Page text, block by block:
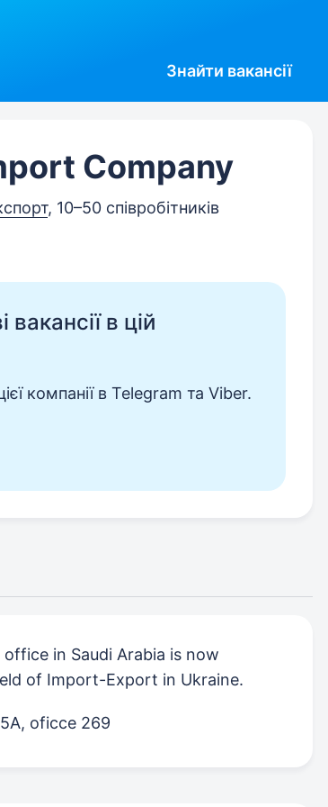
Знайти вакансії
Company
, 10–50 співробітників
в цій
компанії в Telegram та Viber.
in Saudi Arabia is now
of Import-Export in Ukraine.
oficce 269